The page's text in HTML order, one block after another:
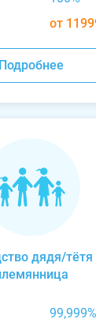
от
Подробнее
дядя/
99,999%